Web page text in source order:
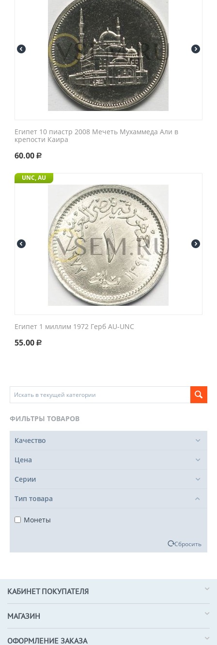
Египет 10 пиастр 2008 Мечеть Мухаммеда Али в
крепости Каира
60.00 Р
UNC, AU
Египет 1 миллим 1972 Герб AU-UNC
55.00 Р
ФИЛЬТРЫ ТОВАРОВ
Качество
Цена
Серии
Тип товара
Монеты
Сбросить
КАБИНЕТ ПОКУПАТЕЛЯ
МАГАЗИН
ОФОРМЛЕНИЕ ЗАКАЗА